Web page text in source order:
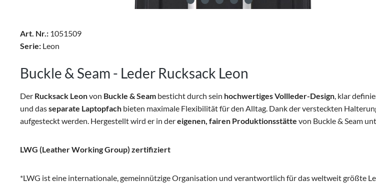
Art. Nr.: 1051509
Serie: Leon
Buckle & Seam - Leder Rucksack Leon
Der Rucksack Leonvon Buckle & Seam besticht durch sein hochwertiges Vollleder-Design, klar
und dasseparate Laptopfach bieten maximale Flexibilität für den Alltag. Dank der versteckten
aufgesteckt werden. Hergestellt wird er in dereigenen, fairen Produktionsstätte von Buckle & Seam
LWG (Leather Working Group) zertifiziert
*LWG ist eine internationale, gemeinnützige Organisation und verantwortlich für das weltweit größte